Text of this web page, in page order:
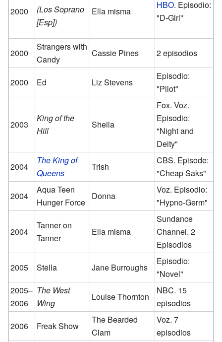
2000
(Los Soprano
[Esp])
Ella misma
HBO. Episodio:
"D-Girl"
2000
Strangers with
Candy
Cassie Pines 2 episodios
2000 Ed Liz Stevens
Episodio:
"Pilot"
2003
King of the
Hill
Sheila
Fox. Voz.
Episodio:
"Night and
Deity"
2004
The King of
Queens
Trish
CBS. Episode:
"Cheap Saks"
2004
Aqua Teen
Hunger Force
Donna
Voz. Episodio:
"Hypno-Germ"
2004
Tanner on
Tanner
Ella misma
Sundance
Channel. 2
Episodios
2005
Stella Jane Burroughs
Episodio:
"Novel"
2005–
2006
The West
Wing
Louise Thornton
NBC. 15
episodios
2006
Freak Show
The Bearded
Clam
Voz. 7
episodios